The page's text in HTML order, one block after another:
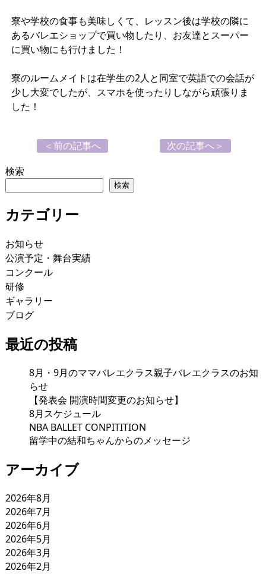
寮や学校の食事も美味しくて、レッスン後は学校の隣に
あるバレエショップで買い物したり、お友達とスーパー
に買い物にも行けました！
寮のルームメイトは在学生の2人と同室で英語での会話が
少し大変でしたが、スマホを使ったりしながら頑張りま
した！
＜前の記事へ
次の記事へ＞
検索
検索
カテゴリー
お知らせ
公演予定・舞台実績
コンクール
研修
ギャラリー
ブログ
最近の投稿
8月・9月のママバレエクラス親子バレエクラスのお知
らせ
【発表会 開演時間変更のお知らせ】
8月スケジュール
NBA BALLET CONPITITION
留学中の結和ちゃんからのメッセージ
アーカイブ
2026年8月
2026年7月
2026年6月
2026年5月
2026年3月
2026年2月